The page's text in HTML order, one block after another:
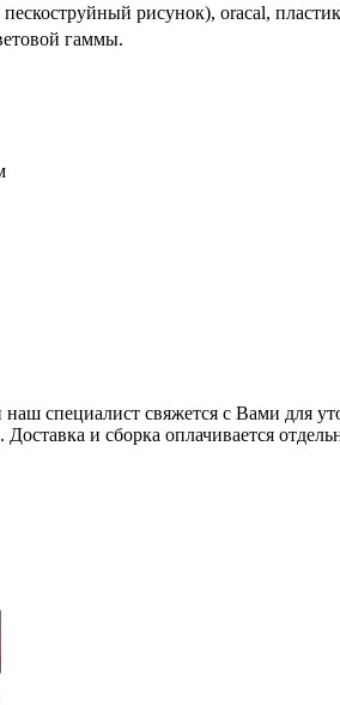
пескоструйный рисунок), oracal,
гаммы.
специалист свяжется с Вами для
и сборка оплачивается